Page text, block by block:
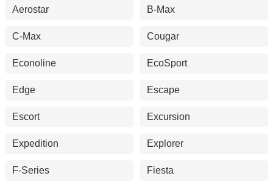
Aerostar
B-Max
C-Max Cougar
Econoline EcoSport
Edge Escape
Escort Excursion
Expedition Explorer
F-Series Fiesta